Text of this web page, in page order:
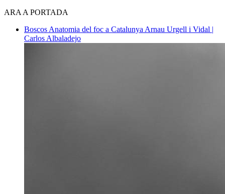
ARA A PORTADA
Boscos Anatomia del foc a Catalunya Arnau Urgell i Vidal |
Carlos Albaladejo